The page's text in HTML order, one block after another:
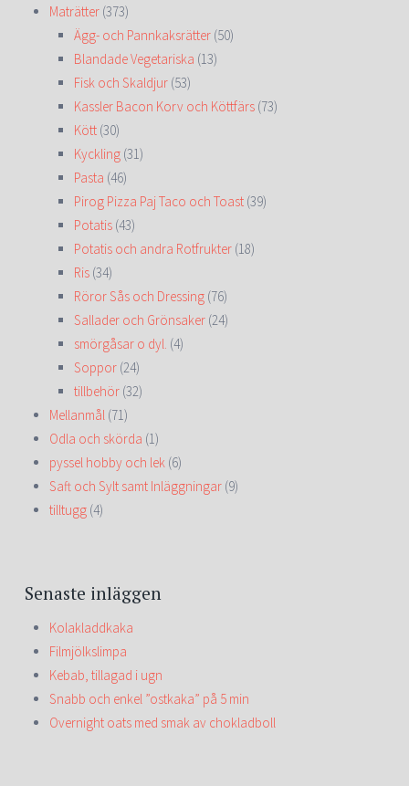
Maträtter (373)
Ägg- och Pannkaksrätter (50)
Blandade Vegetariska (13)
Fisk och Skaldjur (53)
Kassler Bacon Korv och Köttfärs (73)
Kött (30)
Kyckling (31)
Pasta (46)
Pirog Pizza Paj Taco och Toast (39)
Potatis (43)
Potatis och andra Rotfrukter (18)
Ris (34)
Röror Sås och Dressing (76)
Sallader och Grönsaker (24)
smörgåsar o dyl. (4)
Soppor (24)
tillbehör (32)
Mellanmål (71)
Odla och skörda (1)
pyssel hobby och lek (6)
Saft och Sylt samt Inläggningar (9)
tilltugg (4)
Senaste inläggen
Kolakladdkaka
Filmjölkslimpa
Kebab, tillagad i ugn
Snabb och enkel ”ostkaka” på 5 min
Overnight oats med smak av chokladboll